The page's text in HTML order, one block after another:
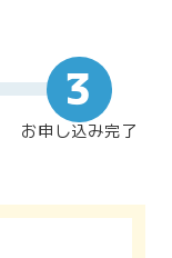
3
お申し込み完了